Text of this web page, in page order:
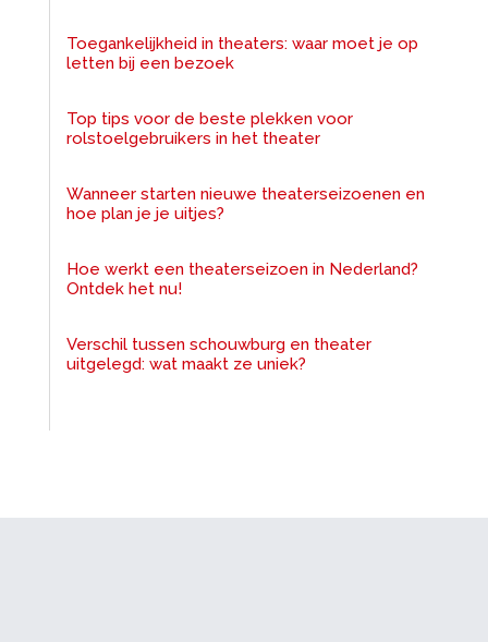
Toegankelijkheid in theaters: waar moet je op
letten bij een bezoek
Top tips voor de beste plekken voor
rolstoelgebruikers in het theater
Wanneer starten nieuwe theaterseizoenen en
hoe plan je je uitjes?
Hoe werkt een theaterseizoen in Nederland?
Ontdek het nu!
Verschil tussen schouwburg en theater
uitgelegd: wat maakt ze uniek?